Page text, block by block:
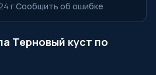
г.Сообщить об ошибке
Терновый куст по